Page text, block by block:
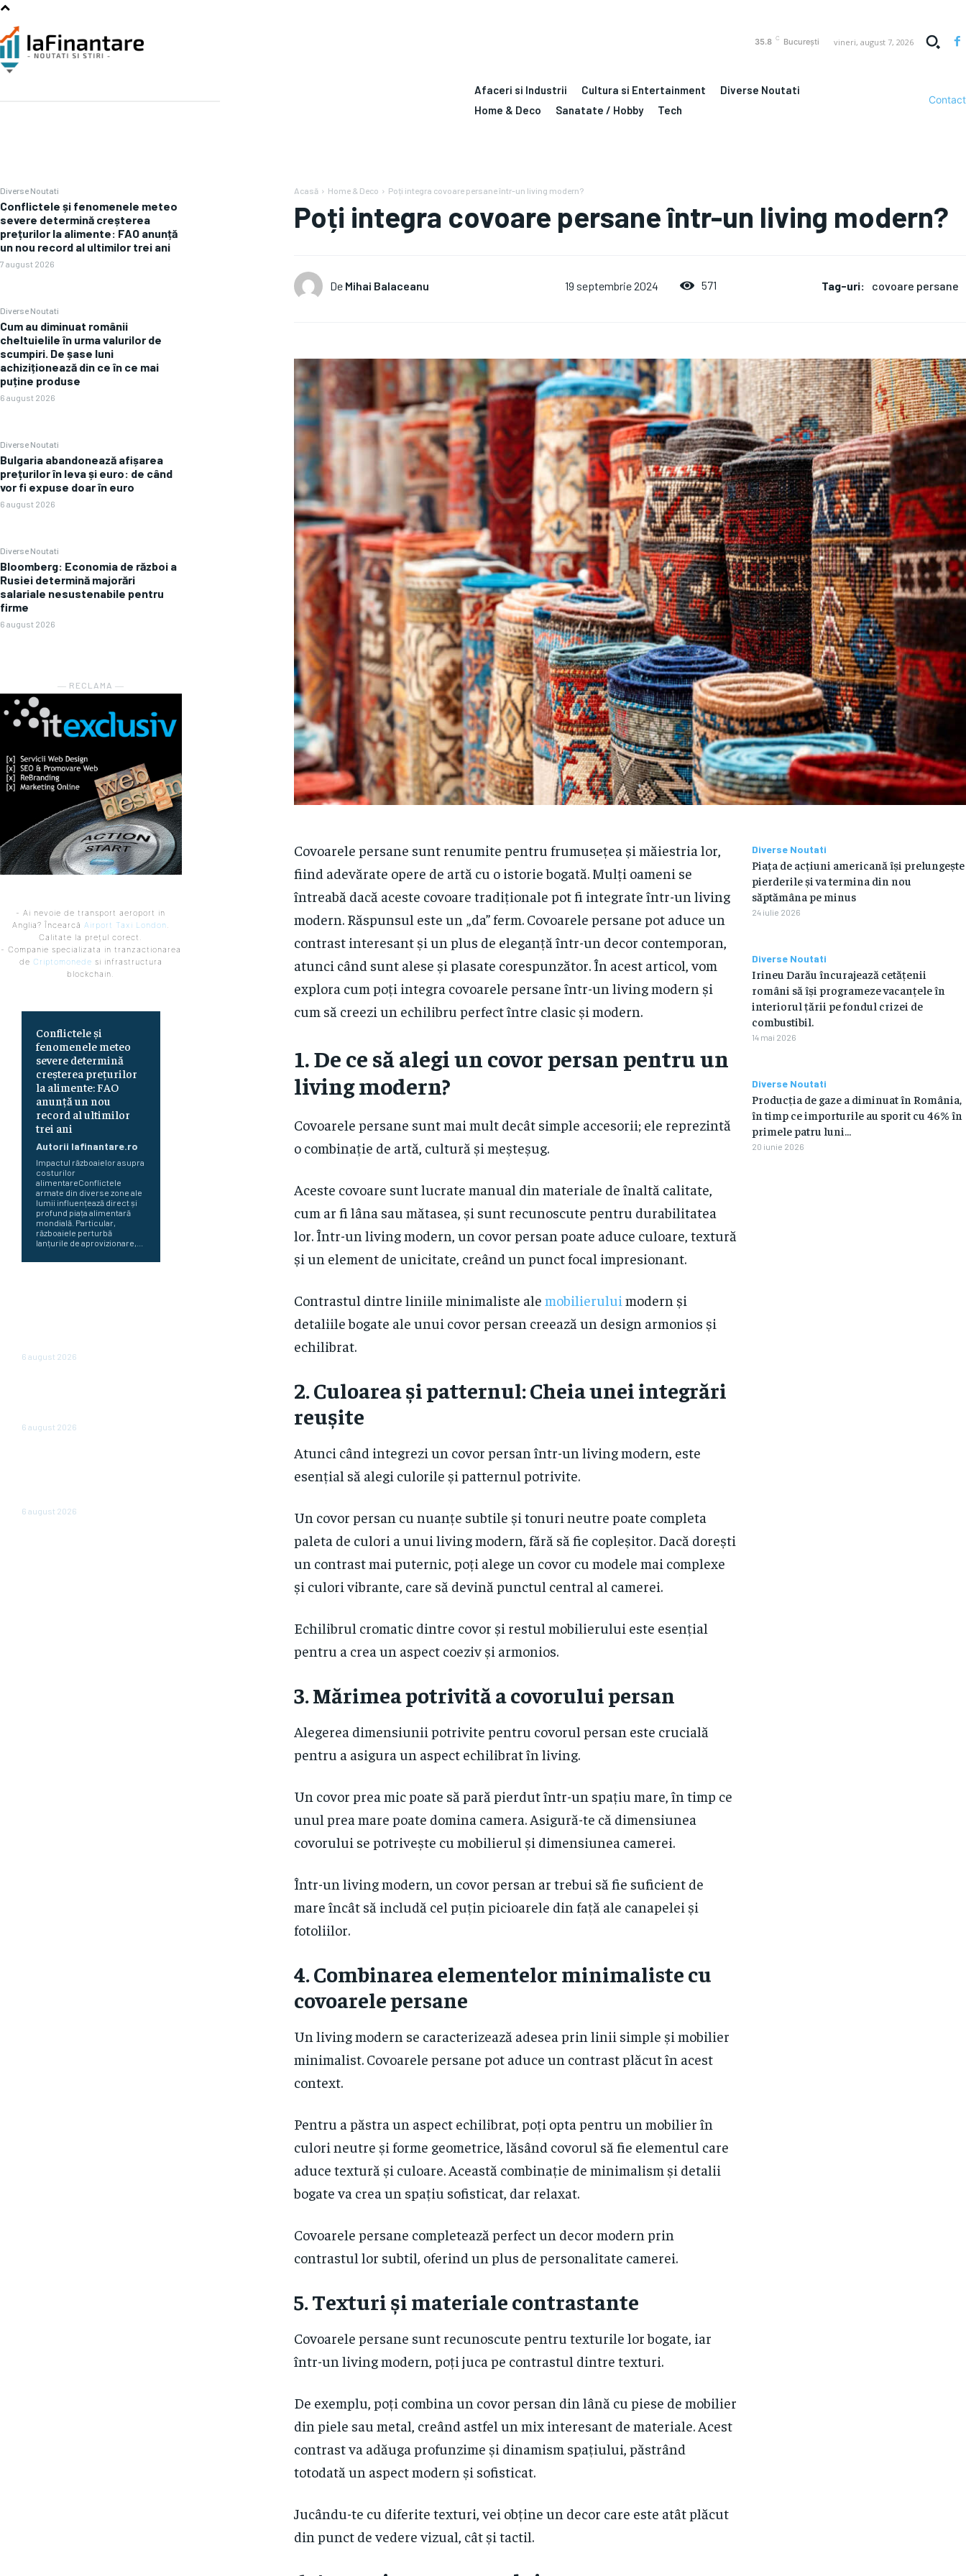
35.8 C București vineri, august 7, 2026
Afaceri si Industrii Cultura si Entertainment
Diverse Noutati
Home & Deco
Sanatate / Hobby Tech
Contact
Diverse Noutati
Conflictele și fenomenele meteo
severe determină creșterea
prețurilor la alimente: FAO anunță
un nou record al ultimilor trei ani
7 august 2026
Diverse Noutati
Cum au diminuat românii
cheltuielile în urma valurilor de
scumpiri. De șase luni
achiziționează din ce în ce mai
puține produse
6 august 2026
Diverse Noutati
Bulgaria abandonează afișarea
prețurilor în leva și euro: de când
vor fi expuse doar în euro
6 august 2026
Diverse Noutati
Bloomberg: Economia de război a
Rusiei determină majorări
salariale nesustenabile pentru
firme
6 august 2026
― RECLAMA ―
- Ai nevoie de transport aeroport in
Anglia? Încearcă Airport Taxi London.
Calitate la prețul corect.
- Companie specializata in tranzactionarea
de Criptomonede si infrastructura
blockchain.
Conflictele și
fenomenele meteo
severe determină
creșterea prețurilor
la alimente: FAO
anunță un nou
record al ultimilor
trei ani
Autorii Iafinantare.ro
Impactul războaielor asupra
costurilor
alimentareConflictele
armate din diverse zone ale
lumii influențează direct și
profund piața alimentară
mondială. Particular,
războaiele perturbă
lanțurile de aprovizionare,...
6 august 2026
6 august 2026
6 august 2026
Acasă Home & Deco Poți integra covoare persane într-un living modern?
Poți integra covoare persane într-un living modern?
De Mihai Balaceanu 19 septembrie 2024 571 Tag-uri: covoare persane
Covoarele persane sunt renumite pentru frumusețea și măiestria lor,
fiind adevărate opere de artă cu o istorie bogată. Mulți oameni se
întreabă dacă aceste covoare tradiționale pot fi integrate într-un living
modern. Răspunsul este un „da” ferm. Covoarele persane pot aduce un
contrast interesant și un plus de eleganță într-un decor contemporan,
atunci când sunt alese și plasate corespunzător. În acest articol, vom
explora cum poți integra covoarele persane într-un living modern și
cum să creezi un echilibru perfect între clasic și modern.
1.De ce să alegi un covor persan pentru un
living modern?
Covoarele persane sunt mai mult decât simple accesorii; ele reprezintă
o combinație de artă, cultură și meșteșug.
Aceste covoare sunt lucrate manual din materiale de înaltă calitate,
cum ar fi lâna sau mătasea, și sunt recunoscute pentru durabilitatea
lor. Într-un living modern, un covor persan poate aduce culoare, textură
și un element de unicitate, creând un punct focal impresionant.
Contrastul dintre liniile minimaliste alemobilierului modern și
detaliile bogate ale unui covor persan creează un design armonios și
echilibrat.
2.Culoarea și patternul: Cheia unei integrări
reușite
Atunci când integrezi un covor persan într-un living modern, este
esențial să alegi culorile și patternul potrivite.
Un covor persan cu nuanțe subtile și tonuri neutre poate completa
paleta de culori a unui living modern, fără să fie copleșitor. Dacă dorești
un contrast mai puternic, poți alege un covor cu modele mai complexe
și culori vibrante, care să devină punctul central al camerei.
Echilibrul cromatic dintre covor și restul mobilierului este esențial
pentru a crea un aspect coeziv și armonios.
3.Mărimea potrivită a covorului persan
Alegerea dimensiunii potrivite pentru covorul persan este crucială
pentru a asigura un aspect echilibrat în living.
Un covor prea mic poate să pară pierdut într-un spațiu mare, în timp ce
unul prea mare poate domina camera. Asigură-te că dimensiunea
covorului se potrivește cu mobilierul și dimensiunea camerei.
Într-un living modern, un covor persan ar trebui să fie suficient de
mare încât să includă cel puțin picioarele din față ale canapelei și
fotoliilor.
4.Combinarea elementelor minimaliste cu
covoarele persane
Un living modern se caracterizează adesea prin linii simple și mobilier
minimalist. Covoarele persane pot aduce un contrast plăcut în acest
context.
Pentru a păstra un aspect echilibrat, poți opta pentru un mobilier în
culori neutre și forme geometrice, lăsând covorul să fie elementul care
aduce textură și culoare. Această combinație de minimalism și detalii
bogate va crea un spațiu sofisticat, dar relaxat.
Covoarele persane completează perfect un decor modern prin
contrastul lor subtil, oferind un plus de personalitate camerei.
5.Texturi și materiale contrastante
Covoarele persane sunt recunoscute pentru texturile lor bogate, iar
într-un living modern, poți juca pe contrastul dintre texturi.
De exemplu, poți combina un covor persan din lână cu piese de mobilier
din piele sau metal, creând astfel un mix interesant de materiale. Acest
contrast va adăuga profunzime și dinamism spațiului, păstrând
totodată un aspect modern și sofisticat.
Jucându-te cu diferite texturi, vei obține un decor care este atât plăcut
din punct de vedere vizual, cât și tactil.
Diverse Noutati
Piața de acțiuni americană își prelungește
pierderile și va termina din nou
săptămâna pe minus
24 iulie 2026
Diverse Noutati
Irineu Darău încurajează cetățenii
români să își programeze vacanțele în
interiorul țării pe fondul crizei de
combustibil.
14 mai 2026
Diverse Noutati
Producția de gaze a diminuat în România,
în timp ce importurile au sporit cu 46% în
primele patru luni…
20 iunie 2026